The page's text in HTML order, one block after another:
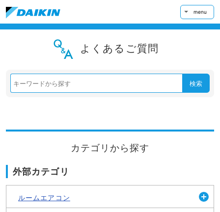
menu
よくあるご質問
検索
カテゴリから探す
外部カテゴリ
ルームエアコン
開